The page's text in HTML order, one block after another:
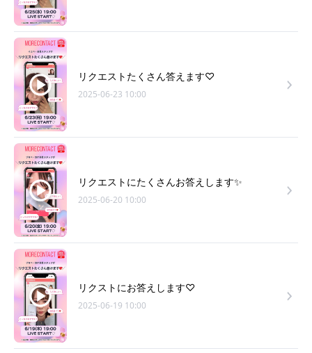
リクエストたくさん答えます♡
2025-06-23 10:00
リクエストにたくさんお答えします✨
2025-06-20 10:00
リクストにお答えします♡
2025-06-19 10:00